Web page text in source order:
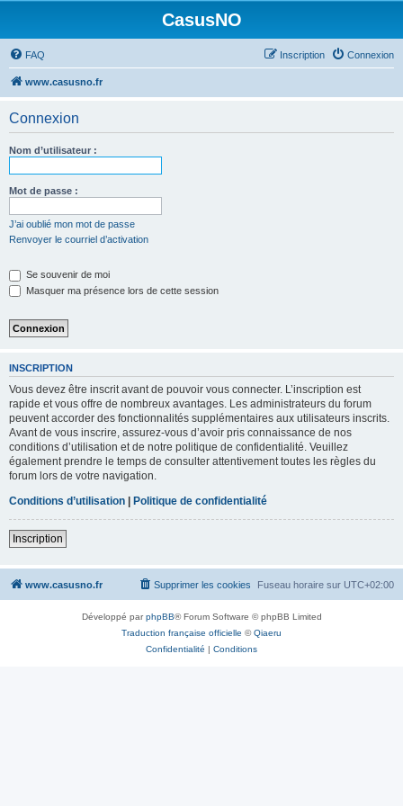
CasusNO
FAQ Connexion
Inscription
www.casusno.fr
Connexion
Nom d’utilisateur :
Mot de passe :
J’ai oublié mon mot de passe
Renvoyer le courriel d’activation
Se souvenir de moi
Masquer ma présence lors de cette session
INSCRIPTION
Vous devez être inscrit avant de pouvoir vous connecter. L’inscription est
rapide et vous offre de nombreux avantages. Les administrateurs du forum
peuvent accorder des fonctionnalités supplémentaires aux utilisateurs inscrits.
Avant de vous inscrire, assurez-vous d’avoir pris connaissance de nos
conditions d’utilisation et de notre politique de confidentialité. Veuillez
également prendre le temps de consulter attentivement toutes les règles du
forum lors de votre navigation.
Conditions d’utilisation | Politique de confidentialité
Inscription
www.casusno.fr Fuseau horaire sur UTC+02:00
Supprimer les cookies
Développé parphpBB® Forum Software © phpBB Limited
Traduction française officielle ©Qiaeru
Confidentialité | Conditions